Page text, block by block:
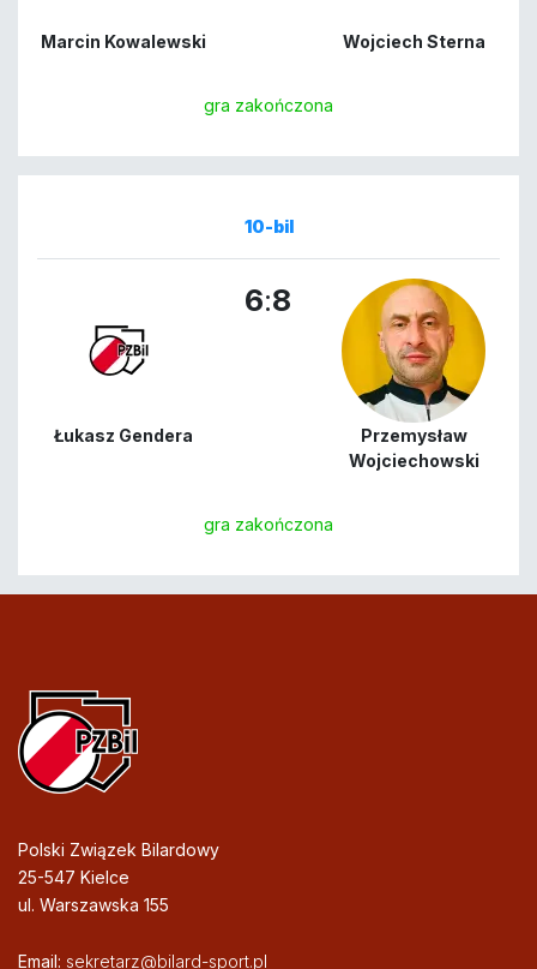
Marcin Kowalewski Wojciech Sterna
gra zakończona
10-bil
Łukasz Gendera
6:8
Przemysław
Wojciechowski
gra zakończona
Polski Związek Bilardowy
25-547 Kielce
ul. Warszawska 155
Email: sekretarz@bilard-sport.pl